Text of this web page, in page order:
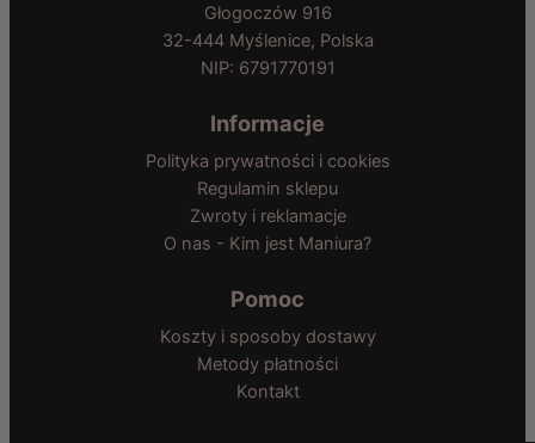
Głogoczów 916
32-444 Myślenice, Polska
NIP: 6791770191
Informacje
Polityka prywatności i cookies
Regulamin sklepu
Zwroty i reklamacje
O nas - Kim jest Maniura?
Pomoc
Koszty i sposoby dostawy
Metody płatności
Kontakt